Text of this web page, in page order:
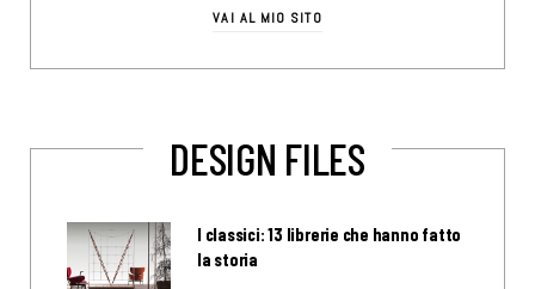
VAI AL MIO SITO
DESIGN FILES
I classici: 13 librerie che hanno fatto
la storia